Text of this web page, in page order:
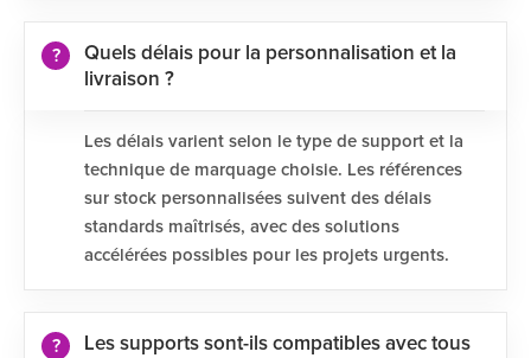
Quels délais pour la personnalisation et la
livraison ?
Les délais varient selon le type de support et la
technique de marquage choisie. Les références
sur stock personnalisées suivent des délais
standards maîtrisés, avec des solutions
accélérées possibles pour les projets urgents.
Les supports sont-ils compatibles avec tous